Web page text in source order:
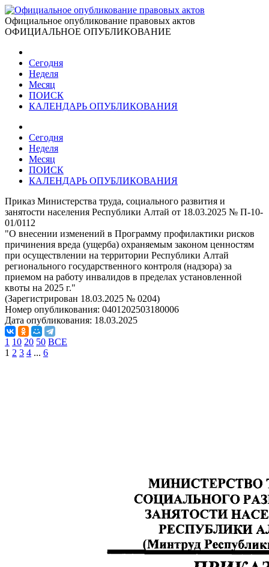
Официальное опубликование правовых актов
ОФИЦИАЛЬНОЕ ОПУБЛИКОВАНИЕ
Сегодня
Неделя
Месяц
ПОИСК
КАЛЕНДАРЬ ОПУБЛИКОВАНИЯ
Сегодня
Неделя
Месяц
ПОИСК
КАЛЕНДАРЬ ОПУБЛИКОВАНИЯ
Приказ Министерства труда, социального развития и
занятости населения Республики Алтай от 18.03.2025 № П-10-
01/0112
"О внесении изменений в Программу профилактики рисков
причинения вреда (ущерба) охраняемым законом ценностям
при осуществлении на территории Республики Алтай
регионального государственного контроля (надзора) за
приемом на работу инвалидов в пределах установленной
квоты на 2025 г."
(Зарегистрирован 18.03.2025 № 0204)
Номер опубликования: 0401202503180006
Дата опубликования: 18.03.2025
1 10 20 50 ВСЕ
1 2 3 4 ... 6